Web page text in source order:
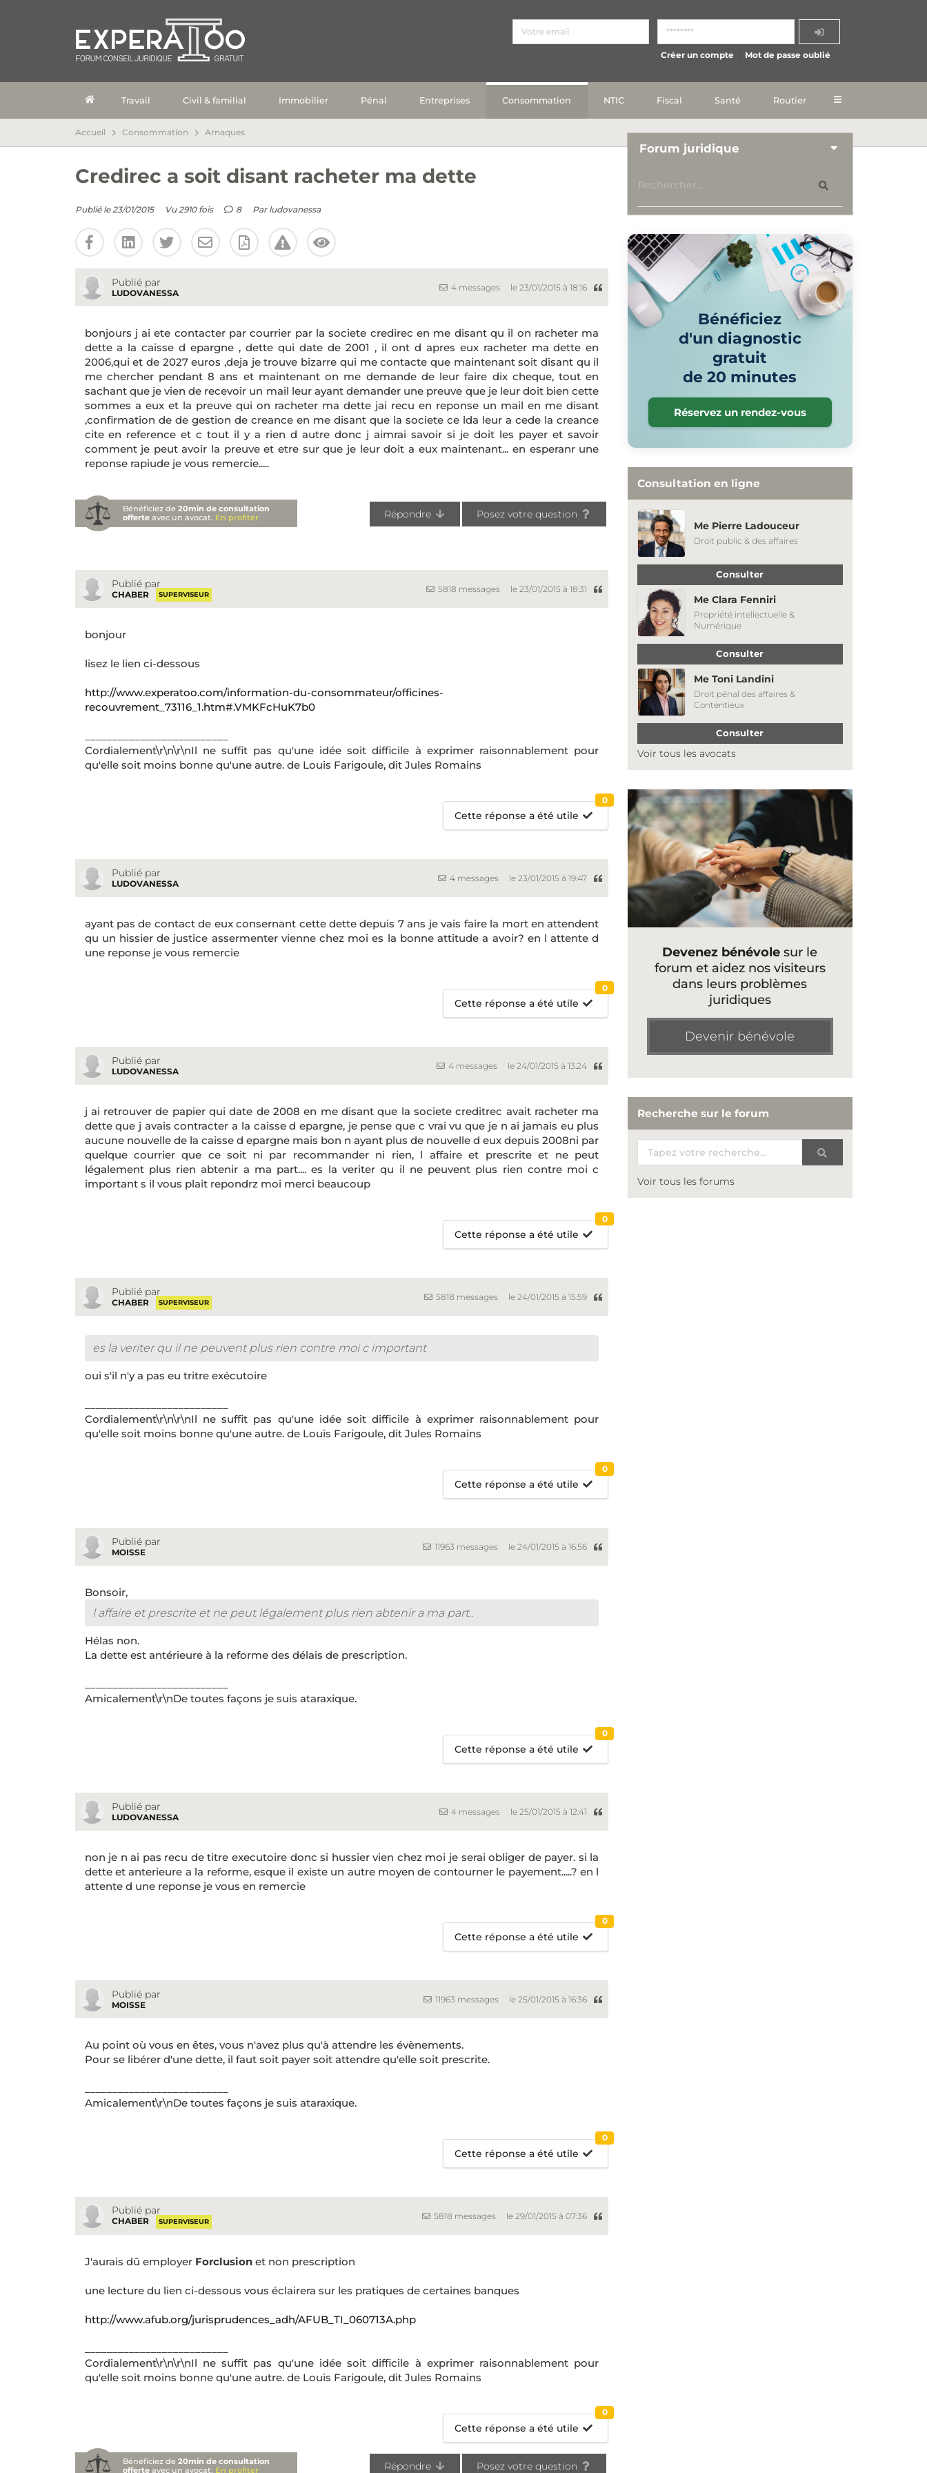
Créer un compte Mot de passe oublié
Travail Civil & familial Immobilier Pénal Entreprises Consommation NTIC Fiscal Santé Routier
Accueil Consommation Arnaques
Credirec a soit disant racheter ma dette
Publié le 23/01/2015 Vu 2910 fois 8 Par ludovanessa
Publié par
LUDOVANESSA
4 messages le 23/01/2015 à 18:16
bonjours j ai ete contacter par courrier par la societe credirec en me disant qu il on racheter ma
dette a la caisse d epargne , dette qui date de 2001 , il ont d apres eux racheter ma dette en
2006,qui et de 2027 euros ,deja je trouve bizarre qui me contacte que maintenant soit disant qu il
me chercher pendant 8 ans et maintenant on me demande de leur faire dix cheque, tout en
sachant que je vien de recevoir un mail leur ayant demander une preuve que je leur doit bien cette
sommes a eux et la preuve qui on racheter ma dette jai recu en reponse un mail en me disant
,confirmation de de gestion de creance en me disant que la societe ce lda leur a cede la creance
cite en reference et c tout il y a rien d autre donc j aimrai savoir si je doit les payer et savoir
comment je peut avoir la preuve et etre sur que je leur doit a eux maintenant... en esperanr une
reponse rapiude je vous remercie.....
Bénéficiez de20min de consultation
offerte avec un avocat. En profiter Répondre Posez votre question
Publié par
CHABER SUPERVISEUR
5818 messages le 23/01/2015 à 18:31
bonjour
lisez le lien ci-dessous
http://www.experatoo.com/information-du-consommateur/officines-
recouvrement_73116_1.htm#.VMKFcHuK7b0
Cordialement\r\n\r\nIl ne suffit pas qu'une idée soit difficile à exprimer raisonnablement pour
qu'elle soit moins bonne qu'une autre. de Louis Farigoule, dit Jules Romains
Cette réponse a été utile
0
Publié par
LUDOVANESSA
4 messages le 23/01/2015 à 19:47
ayant pas de contact de eux consernant cette dette depuis 7 ans je vais faire la mort en attendent
qu un hissier de justice assermenter vienne chez moi es la bonne attitude a avoir? en l attente d
une reponse je vous remercie
Cette réponse a été utile
0
Publié par
LUDOVANESSA
4 messages le 24/01/2015 à 13:24
j ai retrouver de papier qui date de 2008 en me disant que la societe creditrec avait racheter ma
dette que j avais contracter a la caisse d epargne, je pense que c vrai vu que je n ai jamais eu plus
aucune nouvelle de la caisse d epargne mais bon n ayant plus de nouvelle d eux depuis 2008ni par
quelque courrier que ce soit ni par recommander ni rien, l affaire et prescrite et ne peut
légalement plus rien abtenir a ma part.... es la veriter qu il ne peuvent plus rien contre moi c
important s il vous plait repondrz moi merci beaucoup
Cette réponse a été utile
0
Publié par
CHABER SUPERVISEUR
5818 messages le 24/01/2015 à 15:59
es la veriter qu il ne peuvent plus rien contre moi c important
oui s'il n'y a pas eu tritre exécutoire
Cordialement\r\n\r\nIl ne suffit pas qu'une idée soit difficile à exprimer raisonnablement pour
qu'elle soit moins bonne qu'une autre. de Louis Farigoule, dit Jules Romains
Cette réponse a été utile
0
Publié par
MOISSE
11963 messages le 24/01/2015 à 16:56
Bonsoir,
l affaire et prescrite et ne peut légalement plus rien abtenir a ma part..
Hélas non.
La dette est antérieure à la reforme des délais de prescription.
Amicalement\r\nDe toutes façons je suis ataraxique.
Cette réponse a été utile
0
Publié par
LUDOVANESSA
4 messages le 25/01/2015 à 12:41
non je n ai pas recu de titre executoire donc si hussier vien chez moi je serai obliger de payer. si la
dette et anterieure a la reforme, esque il existe un autre moyen de contourner le payement.....? en l
attente d une reponse je vous en remercie
Cette réponse a été utile
0
Publié par
MOISSE
11963 messages le 25/01/2015 à 16:36
Au point où vous en êtes, vous n'avez plus qu'à attendre les évènements.
Pour se libérer d'une dette, il faut soit payer soit attendre qu'elle soit prescrite.
Amicalement\r\nDe toutes façons je suis ataraxique.
Cette réponse a été utile
0
Publié par
CHABER SUPERVISEUR
5818 messages le 29/01/2015 à 07:36
J'aurais dû employer Forclusionet non prescription
une lecture du lien ci-dessous vous éclairera sur les pratiques de certaines banques
http://www.afub.org/jurisprudences_adh/AFUB_TI_060713A.php
Cordialement\r\n\r\nIl ne suffit pas qu'une idée soit difficile à exprimer raisonnablement pour
qu'elle soit moins bonne qu'une autre. de Louis Farigoule, dit Jules Romains
Cette réponse a été utile
0
Bénéficiez de20min de consultation
offerte avec un avocat. En profiter Répondre Posez votre question
Forum juridique
Bénéficiez
d'un diagnostic
gratuit
de 20 minutes
Réservez un rendez-vous
Consultation en ligne
Me Pierre Ladouceur
Droit public & des affaires
Consulter
Me Clara Fenniri
Propriété intellectuelle &
Numérique
Consulter
Me Toni Landini
Droit pénal des affaires &
Contentieux
Consulter
Voir tous les avocats
Devenez bénévole sur le
forum et aidez nos visiteurs
dans leurs problèmes
juridiques
Devenir bénévole
Recherche sur le forum
Voir tous les forums